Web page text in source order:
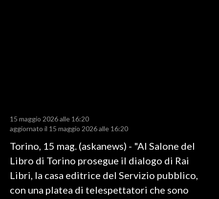
RISULTATI E CLASSIFICHE
CALCIO REGIONALE
BASKET
VOLLEY
MOTORI
15 maggio 2026 alle 16:20
aggiornato il 15 maggio 2026 alle 16:20
Torino, 15 mag. (askanews) - "Al Salone del
Libro di Torino prosegue il dialogo di Rai
Libri, la casa editrice del Servizio pubblico,
con una platea di telespettatori che sono